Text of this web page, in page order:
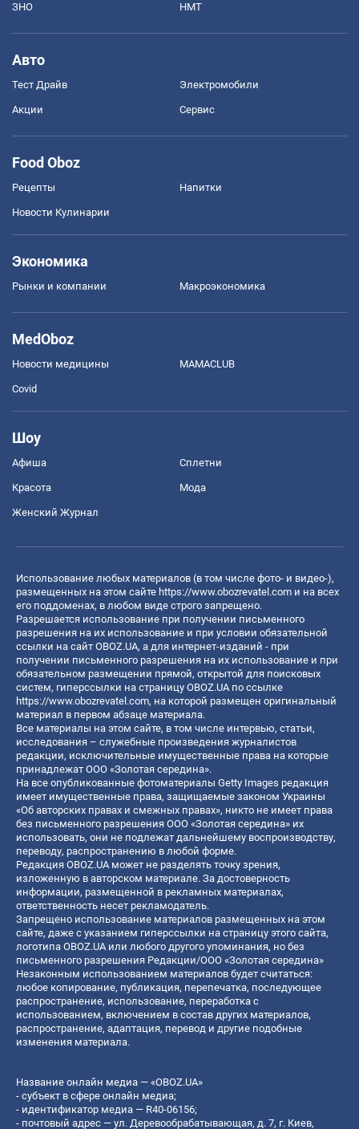
ЗНО НМТ
Авто
Тест Драйв Электромобили
Акции Сервис
Food Oboz
Рецепты Напитки
Новости Кулинарии
Экономика
Рынки и компании Mакроэкономика
MedOboz
Новости медицины MAMACLUB
Covid
Шоу
Афиша Сплетни
Красота Мода
Женский Журнал
Использование любых материалов (в том числе фото- и видео-),
размещенных на этом сайте https://www.obozrevatel.com и на всех
его поддоменах, в любом виде строго запрещено.
Разрешается использование при получении письменного
разрешения на их использование и при условии обязательной
ссылки на сайт OBOZ.UA, а для интернет-изданий - при
получении письменного разрешения на их использование и при
обязательном размещении прямой, открытой для поисковых
систем, гиперссылки на страницу OBOZ.UA по ссылке
https://www.obozrevatel.com, на которой размещен оригинальный
материал в первом абзаце материала.
Все материалы на этом сайте, в том числе интервью, статьи,
исследования – служебные произведения журналистов
редакции, исключительные имущественные права на которые
принадлежат ООО «Золотая середина».
На все опубликованные фотоматериалы Getty Images редакция
имеет имущественные права, защищаемые законом Украины
«Об авторских правах и смежных правах», никто не имеет права
без письменного разрешения ООО «Золотая середина» их
использовать, они не подлежат дальнейшему воспроизводству,
переводу, распространению в любой форме.
Редакция OBOZ.UA может не разделять точку зрения,
изложенную в авторском материале. За достоверность
информации, размещенной в рекламных материалах,
ответственность несет рекламодатель.
Запрещено использование материалов размещенных на этом
сайте, даже с указанием гиперссылки на страницу этого сайта,
логотипа OBOZ.UA или любого другого упоминания, но без
письменного разрешения Редакции/ООО «Золотая середина»
Незаконным использованием материалов будет считаться:
любое копирование, публикация, перепечатка, последующее
распространение, использование, переработка с
использованием, включением в состав других материалов,
распространение, адаптация, перевод и другие подобные
изменения материала.
Название онлайн медиа — «OBOZ.UA»
- субъект в сфере онлайн медиа;
- идентификатор медиа — R40-06156;
- почтовый адрес — ул. Деревообрабатывающая, д. 7, г. Киев,